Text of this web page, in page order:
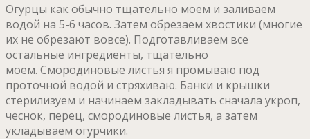
Огурцы как обычно тщательно моем и заливаем
водой на 5-6 часов. Затем обрезаем хвостики (многие
их не обрезают вовсе). Подготавливаем все
остальные ингредиенты, тщательно
моем. Смородиновые листья я промываю под
проточной водой и стряхиваю. Банки и крышки
стерилизуем и начинаем закладывать сначала укроп,
чеснок, перец, смородиновые листья, а затем
укладываем огурчики.